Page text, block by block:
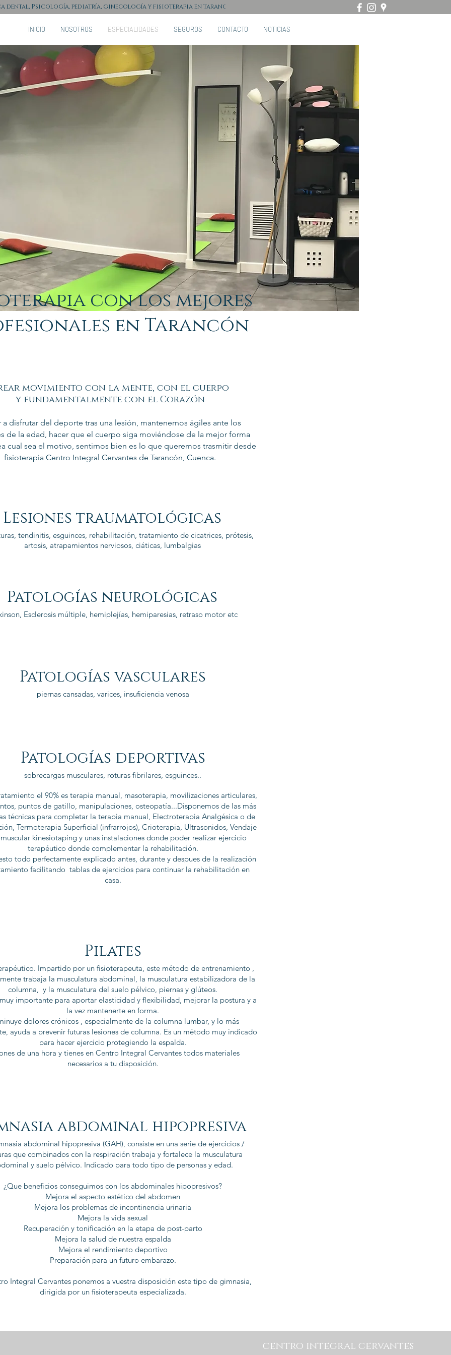
dental, Psicología, pediatría, ginecología y fisioterapia en tarancón
INICIO NOSOTROS ESPECIALIDADES SEGUROS CONTACTO NOTICIAS
con los mejores
en Tarancón
movimiento con la mente, con el cuerpo
y fundamentalmente con el Corazón
a disfrutar del deporte tras una lesión, mantenernos ágiles ante los
de la edad, hacer que el cuerpo siga moviéndose de la mejor forma
cual sea el motivo, sentirnos bien es lo que queremos trasmitir desde
fisioterapia Centro Integral Cervantes de Tarancón, Cuenca.
Lesiones traumatológicas
tendinitis, esguinces, rehabilitación, tratamiento de cicatrices, prótesis,
artosis, atrapamientos nerviosos, ciáticas, lumbalgias
Patologías neurológicas
Esclerosis múltiple, hemiplejías, hemiparesias, retraso motor etc
Patologías vasculares
piernas cansadas, varices, insuficiencia venosa
Patologías deportivas
sobrecargas musculares, roturas fibrilares, esguinces..
el 90% es terapia manual, masoterapia, movilizaciones articulares,
puntos de gatillo, manipulaciones, osteopatía...Disponemos de las más
técnicas para completar la terapia manual, Electroterapia Analgésica o de
Termoterapia Superficial (infrarrojos), Crioterapia, Ultrasonidos, Vendaje
kinesiotaping y unas instalaciones donde poder realizar ejercicio
terapéutico donde complementar la rehabilitación.
todo perfectamente explicado antes, durante y despues de la realización
facilitando tablas de ejercicios para continuar la rehabilitación en
casa.
Pilates
Impartido por un fisioterapeuta, este método de entrenamiento ,
trabaja la musculatura abdominal, la musculatura estabilizadora de la
columna, y la musculatura del suelo pélvico, piernas y glúteos.
importante para aportar elasticidad y flexibilidad, mejorar la postura y a
la vez mantenerte en forma.
dolores crónicos , especialmente de la columna lumbar, y lo más
ayuda a prevenir futuras lesiones de columna. Es un método muy indicado
para hacer ejercicio protegiendo la espalda.
de una hora y tienes en Centro Integral Cervantes todos materiales
necesarios a tu disposición.
abdominal hipopresiva
abdominal hipopresiva (GAH), consiste en una serie de ejercicios /
que combinados con la respiración trabaja y fortalece la musculatura
y suelo pélvico. Indicado para todo tipo de personas y edad.
¿Que beneficios conseguimos con los abdominales hipopresivos?
Mejora el aspecto estético del abdomen
Mejora los problemas de incontinencia urinaria
Mejora la vida sexual
Recuperación y tonificación en la etapa de post-parto
Mejora la salud de nuestra espalda
Mejora el rendimiento deportivo
Preparación para un futuro embarazo.
Integral Cervantes ponemos a vuestra disposición este tipo de gimnasia,
dirigida por un fisioterapeuta especializada.
centro integral cervantes